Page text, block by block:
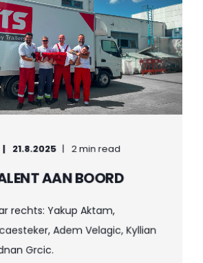
21.8.2025 2 min read
AAN BOORD
rechts: Yakup Aktam,
Adem Velagic, Kyllian
Grcic.